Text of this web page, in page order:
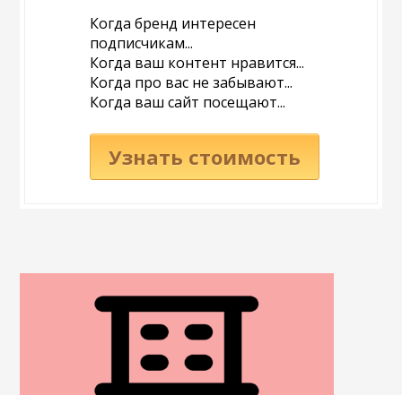
Когда бренд интересен
подписчикам...
Когда ваш контент нравится...
Когда про вас не забывают...
Когда ваш сайт посещают...
Узнать стоимость